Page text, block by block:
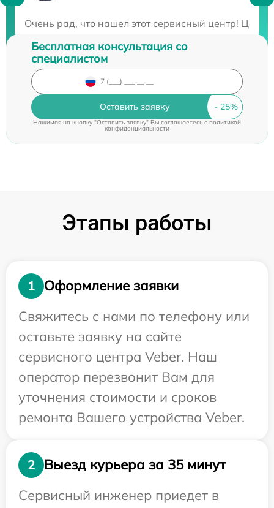
Очень рад, что нашел этот сервисный центр!
Бесплатная консультация со
специалистом
Оставить заявку
Нажимая на кнопку "Оставить заявку" Вы соглашаетесь cполитикой
конфиденциальности
Этапы работы
1
Оформление заявки
Свяжитесь с нами по телефону или
оставьте заявку на сайте
сервисного центра Veber. Наш
оператор перезвонит Вам для
уточнения стоимости и сроков
ремонта Вашего устройства Veber.
2
Выезд курьера за 35 минут
Сервисный инженер приедет в